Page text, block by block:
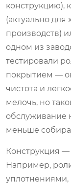
конструкцию),
(актуально
производств)
одном из
тестировали
покрытием —
чистота и
мелочь, но
обслуживание
меньше
Конструкция
Например,